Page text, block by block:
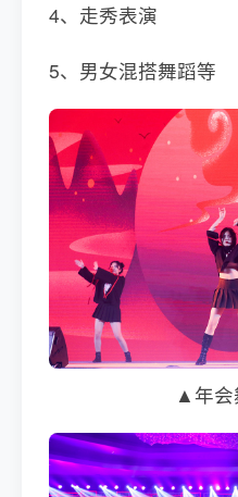
4、走秀表演
5、男女混搭舞蹈等
▲年会